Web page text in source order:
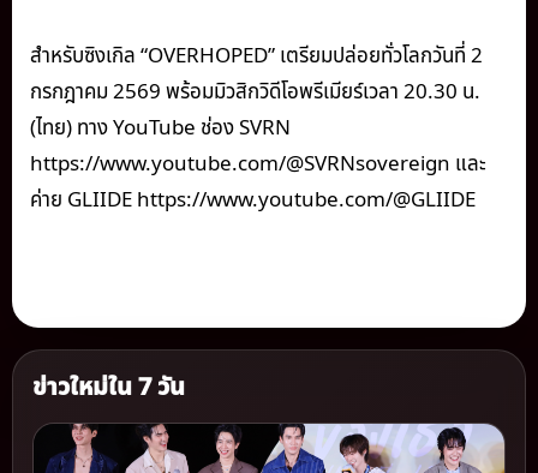
สำหรับซิงเกิล “OVERHOPED” เตรียมปล่อยทั่วโลกวันที่ 2
กรกฎาคม 2569 พร้อมมิวสิกวิดีโอพรีเมียร์เวลา 20.30 น.
(ไทย) ทาง YouTube ช่อง SVRN
https://www.youtube.com/@SVRNsovereign และ
ค่าย GLIIDE https://www.youtube.com/@GLIIDE
ข่าวใหม่ใน 7 วัน